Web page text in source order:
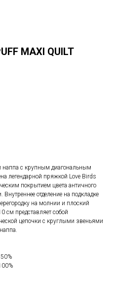
MAXI QUILT
наппа с крупным диагональным
легендарной пряжкой Love Birds
покрытием цвета античного
отделение на подкладке
на молнии и плоский
см представляет собой
цепочки с круглыми звеньями